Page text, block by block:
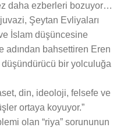
daha ezberleri bozuyor…
Şeytan Evliyaları
İslam düşüncesine
adından bahsettiren Eren
bir yolculuğa
din, ideoloji, felsefe ve
ortaya koyuyor.”
olan “riya” sorununun